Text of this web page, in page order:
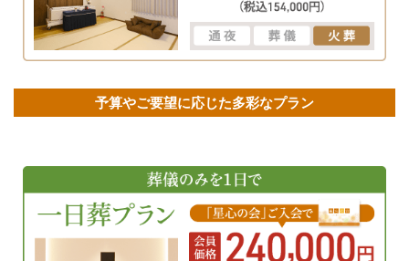
予算やご要望に応じた多彩なプラン